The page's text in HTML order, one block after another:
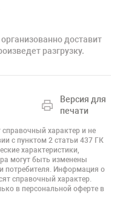
доставит
разгрузку.
Версия для
печати
характер и не
с пунктом 2 статьи 437 ГК
характеристики,
могут быть изменены
потребителя. Информация о
справочный характер.
в персональной оферте в